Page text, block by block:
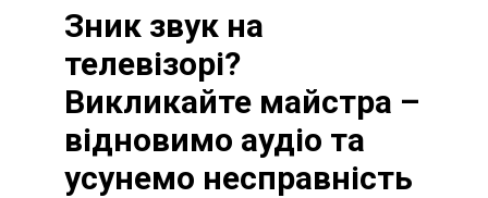
Зник звук на
телевізорі?
Викликайте майстра –
відновимо аудіо та
усунемо несправність